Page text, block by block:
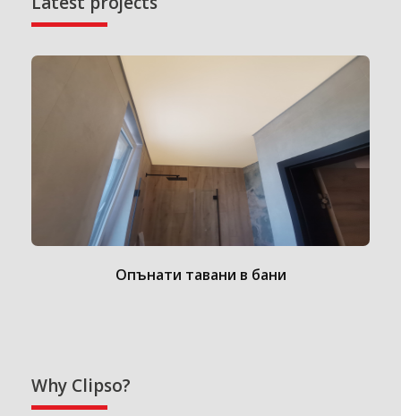
Опънати тавани в бани
Why Clipso?